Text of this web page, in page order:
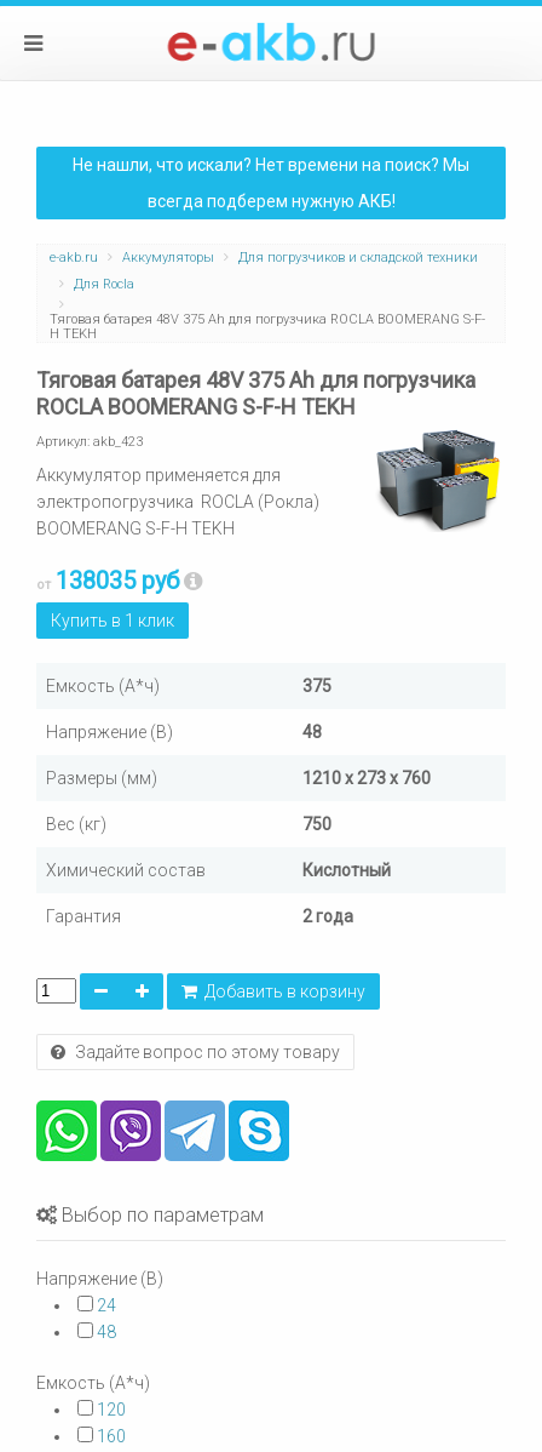
Не нашли, что искали? Нет времени на поиск? Мы
всегда подберем нужную АКБ!
e-akb.ru Аккумуляторы
Для погрузчиков и складской техники
Для Rocla
Тяговая батарея 48V 375 Ah для погрузчика ROCLA BOOMERANG S-F-
H TEKH
Тяговая батарея 48V 375 Ah для погрузчика
ROCLA BOOMERANG S-F-H TEKH
Артикул: akb_423
Аккумулятор применяется для
электропогрузчика ROCLA (Рокла)
BOOMERANG S-F-H TEKH
от 138035 руб
Купить в 1 клик
Емкость (А*ч) 375
Напряжение (В) 48
Размеры (мм) 1210 x 273 x 760
Вес (кг) 750
Химический состав Кислотный
Гарантия 2 года
Добавить в корзину
Задайте вопрос по этому товару
Выбор по параметрам
Напряжение (В)
24
48
Емкость (А*ч)
120
160